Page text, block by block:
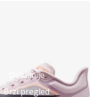
Detaljnije
Brzi pregled